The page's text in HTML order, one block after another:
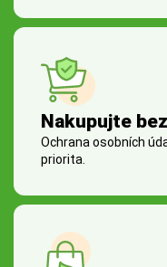
Nakupujte
Ochrana osobních
priorita.